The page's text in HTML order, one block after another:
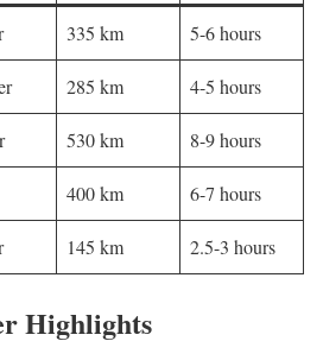
335 km 5-6 hours
285 km 4-5 hours
530 km 8-9 hours
400 km 6-7 hours
145 km 2.5-3 hours
Highlights